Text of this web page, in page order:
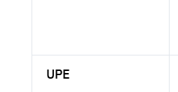
UPE